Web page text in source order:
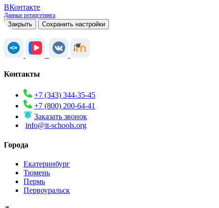
ВКонтакте
Данные ретаргетинга
Закрыть Сохранить настройки
Контакты
+7 (343) 344-35-45
+7 (800) 200-64-41
Заказать звонок
info@it-schools.org
Города
Екатеринбург
Тюмень
Пермь
Первоуральск